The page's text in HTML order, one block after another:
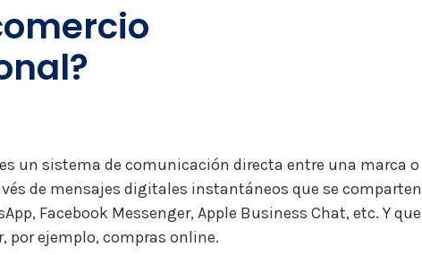
un sistema de comunicación directa entre una marca o
de mensajes digitales instantáneos que se comparten
Facebook Messenger, Apple Business Chat, etc. Y que
por ejemplo, compras online.